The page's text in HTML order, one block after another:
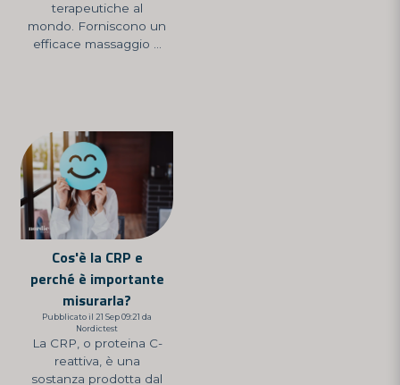
terapeutiche al
mondo. Forniscono un
efficace massaggio ...
Cos'è la CRP e
perché è importante
misurarla?
Pubblicato il 21 Sep 09:21 da
Nordictest
La CRP, o proteina C-
reattiva, è una
sostanza prodotta dal